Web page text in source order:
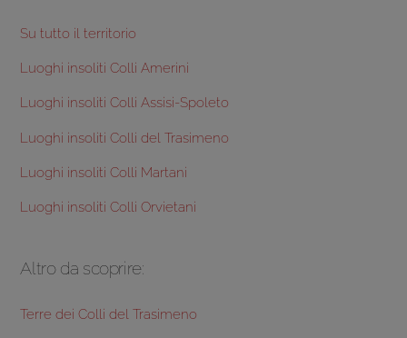
Su tutto il territorio
Luoghi insoliti Colli Amerini
Luoghi insoliti Colli Assisi-Spoleto
Luoghi insoliti Colli del Trasimeno
Luoghi insoliti Colli Martani
Luoghi insoliti Colli Orvietani
Altro da scoprire:
Terre dei Colli del Trasimeno